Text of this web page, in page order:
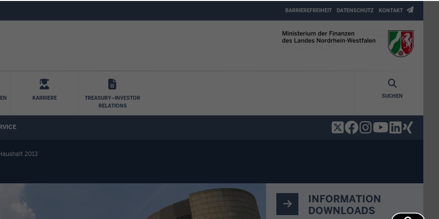
Top
Menu
BARRIEREFREIHEIT DATENSCHUTZ KONTAKT
KARRIERE
TREASURY–INVESTOR
RELATIONS
SUCHEN
2013
INFORMATION
DOWNLOADS